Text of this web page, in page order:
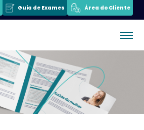
Guia de Exames Área do Cliente